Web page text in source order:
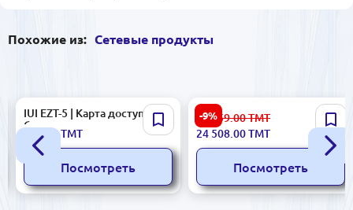
Похожие из: Сетевые продукты
IUI EZT-5 | Карта доступа для
безопасного входа
729.00ТМТ
Посмотреть
-9%
BOSCH LBB1938/20 |
Усилитель мощности
высокопроизводительный
26 959.00ТМТ
24 508.00ТМТ
Посмотреть